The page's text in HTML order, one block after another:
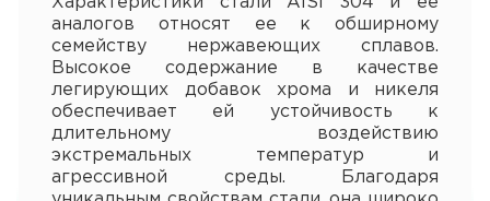
аналогов относят ее к обширному
семейству нержавеющих сплавов.
Высокое содержание в качестве
легирующих добавок хрома и никеля
обеспечивает ей устойчивость к
длительному воздействию
экстремальных температур и
агрессивной среды. Благодаря